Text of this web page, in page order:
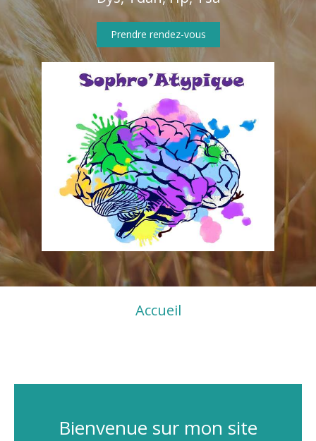
Prendre rendez-vous
Accueil
Bienvenue sur mon site